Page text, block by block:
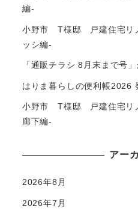
編-
小野市 T様邸 戸建住宅リ
ッシ編-
「通販チラシ 8月末まで号
はりま暮らしの便利帳2026
小野市 T様邸 戸建住宅リ
廊下編-
アー
2026年8月
2026年7月